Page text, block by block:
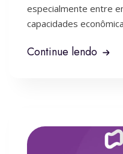
especialmente entre
capacidades
Continue lendo